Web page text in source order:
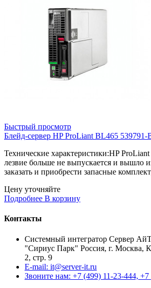
Быстрый просмотр
Блейд-сервер HP ProLiant BL465 539791-
Технические характеристики:HP
лезвие больше не выпускается и вышло
заказать и приобрести запасные
Цену уточняйте
Подробнее В корзину
Контакты
Системный интегратор Сервер
"Сириус Парк" Россия, г. Москва,
2, стр. 9
E-mail: it@server-it.ru
Звоните нам: +7 (499) 11-23-444, +7